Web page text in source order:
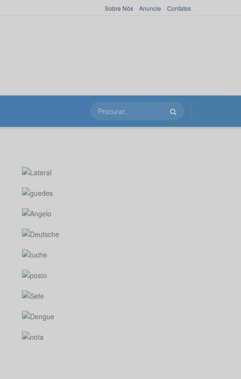
Sobre Nós Anuncie Contatos